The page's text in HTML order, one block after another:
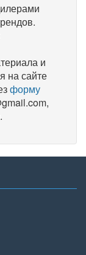
и
на сайте
форму